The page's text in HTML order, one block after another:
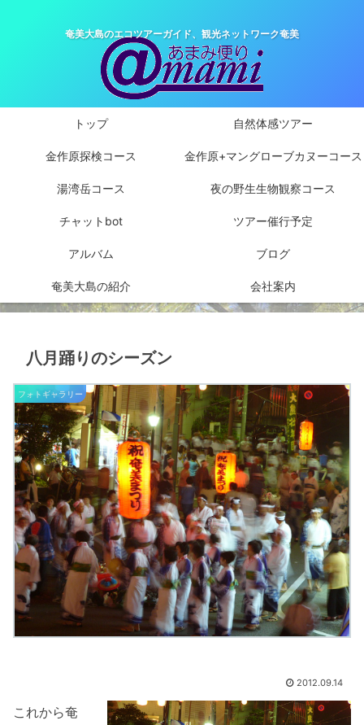
奄美大島のエコツアーガイド、観光ネットワーク奄美
トップ 自然体感ツアー
金作原探検コース 金作原+マングローブカヌーコース
湯湾岳コース 夜の野生生物観察コース
チャットbot ツアー催行予定
アルバム ブログ
奄美大島の紹介 会社案内
八月踊りのシーズン
フォトギャラリー
2012.09.14
これから奄